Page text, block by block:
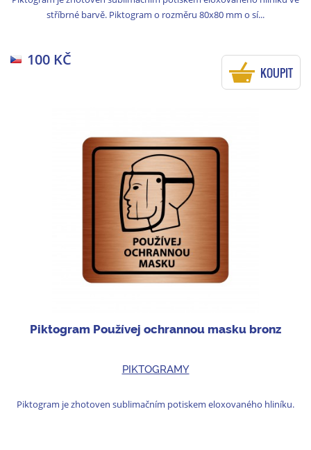
stříbrné barvě. Piktogram o rozměru 80x80 mm o sí...
100 KČ
KOUPIT
Piktogram Používej ochrannou masku bronz
PIKTOGRAMY
Piktogram je zhotoven sublimačním potiskem eloxovaného hliníku.